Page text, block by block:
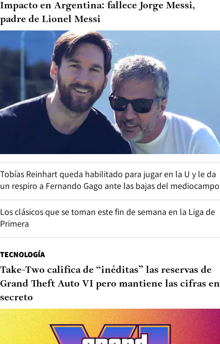
Impacto en Argentina: fallece Jorge Messi,
padre de Lionel Messi
Tobías Reinhart queda habilitado para jugar en la U y le da
un respiro a Fernando Gago ante las bajas del mediocampo
Los clásicos que se toman este fin de semana en la Liga de
Primera
TECNOLOGÍA
Take-Two califica de “inéditas” las reservas de
Grand Theft Auto VI pero mantiene las cifras en
secreto